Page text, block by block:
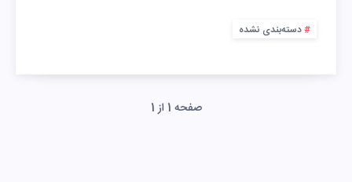
دسته‌بندی نشده
صفحه 1 از 1